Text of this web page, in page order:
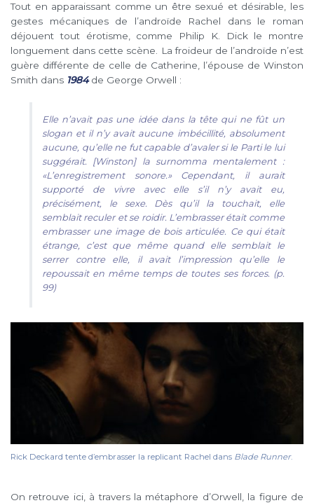
Tout en apparaissant comme un être sexué et désirable, les
gestes mécaniques de l’androïde Rachel dans le roman
déjouent tout érotisme, comme Philip K. Dick le montre
longuement dans cette scène. La froideur de l’androïde n’est
guère différente de celle de Catherine, l’épouse de Winston
Smith dans 1984de George Orwell :
Elle n’avait pas une idée dans la tête qui ne fût un
slogan et il n’y avait aucune imbécillité, absolument
aucune, qu’elle ne fut capable d’avaler si le Parti le lui
suggérait. [Winston] la surnomma mentalement :
«L’enregistrement sonore.» Cependant, il aurait
supporté de vivre avec elle s’il n’y avait eu,
précisément, le sexe. Dès qu’il la touchait, elle
semblait reculer et se roidir. L’embrasser était comme
embrasser une image de bois articulée. Ce qui était
étrange, c’est que même quand elle semblait le
serrer contre elle, il avait l’impression qu’elle le
repoussait en même temps de toutes ses forces. (p.
99)
Rick Deckard tente d’embrasser la replicant Rachel dans Blade Runner.
On retrouve ici, à travers la métaphore d’Orwell, la figure de